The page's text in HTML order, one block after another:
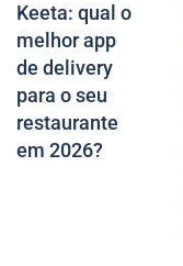
Keeta: qual o
melhor app
de delivery
para o seu
restaurante
em 2026?